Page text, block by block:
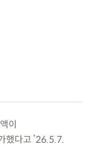
이
했다고 ’26.5.7.